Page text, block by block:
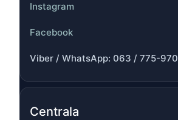
Instagram
Facebook
Viber / WhatsApp: 063 / 775-970
Centrala